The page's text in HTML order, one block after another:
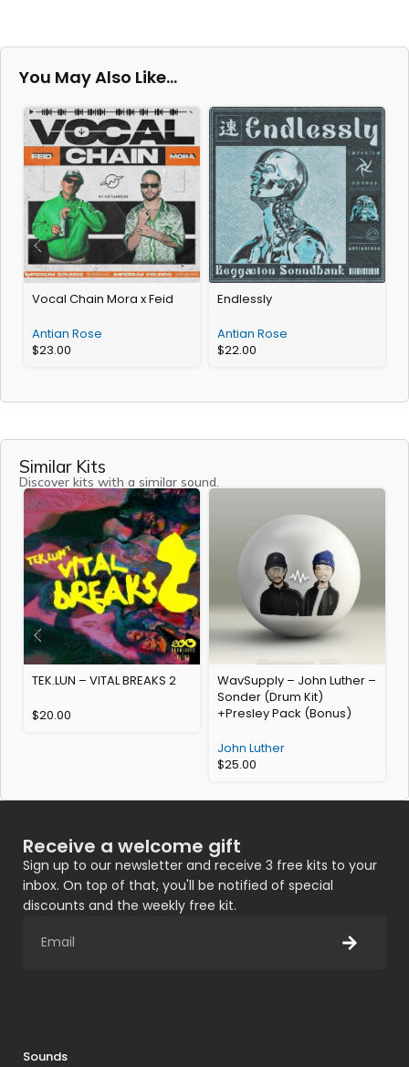
You May Also Like…
Vocal Chain Mora x Feid
Antian Rose
$23.00
Endlessly
Antian Rose
$22.00
Similar Kits
Discover kits with a similar sound.
TEK.LUN – VITAL BREAKS 2
$20.00
WavSupply – John Luther –
Sonder (Drum Kit)
+Presley Pack (Bonus)
John Luther
$25.00
Receive a welcome gift
Sign up to our newsletter and receive 3 free kits to your
inbox. On top of that, you'll be notified of special
discounts and the weekly free kit.
Sounds